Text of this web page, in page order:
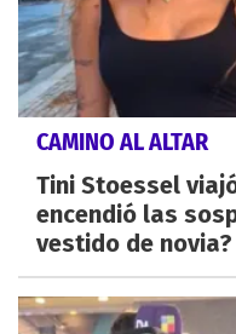
CAMINO AL ALTAR
Tini Stoessel
encendió las
vestido de novia?